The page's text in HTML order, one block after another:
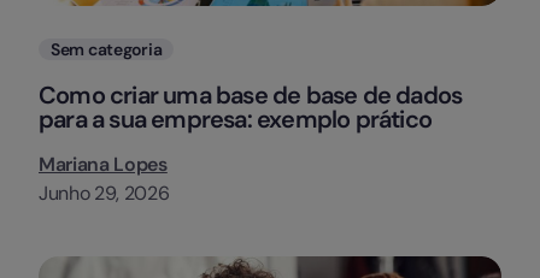
Categorias
Sem categoria
Como criar uma base de base de dados
para a sua empresa: exemplo prático
Mariana Lopes
Junho 29, 2026